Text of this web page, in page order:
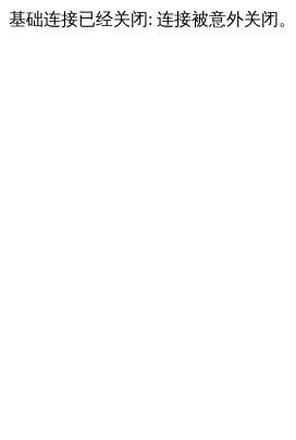
基础连接已经关闭: 连接被意外关闭。